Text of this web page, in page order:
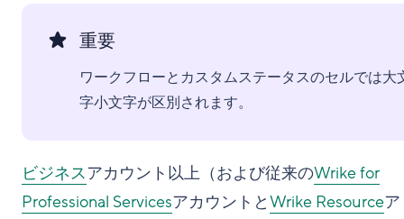
重要
ワークフローとカスタムステータスのセルでは大
字小文字が区別されます。
ビジネスアカウント以上（および従来のWrike for
Professional ServicesアカウントとWrike Resource